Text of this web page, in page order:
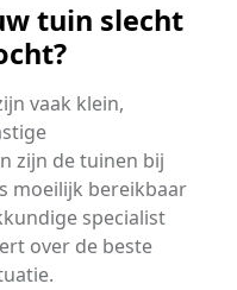
tuin slecht
vaak klein,
zijn de tuinen bij
moeilijk bereikbaar
specialist
over de beste